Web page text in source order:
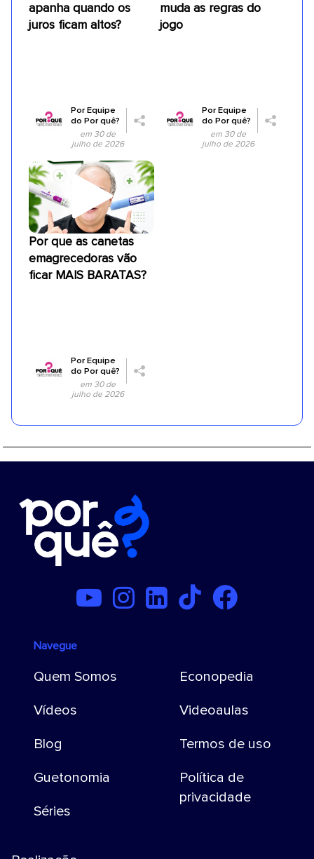
apanha quando os
juros ficam altos?
PorEquipe
do Por quê?
em 30 de
julho de 2026
muda as regras do
jogo
PorEquipe
do Por quê?
em 30 de
julho de 2026
Por que as canetas
emagrecedoras vão
ficar MAIS BARATAS?
PorEquipe
do Por quê?
em 30 de
julho de 2026
Navegue
Quem Somos
Vídeos
Blog
Guetonomia
Séries
Econopedia
Videoaulas
Termos de uso
Política de
privacidade